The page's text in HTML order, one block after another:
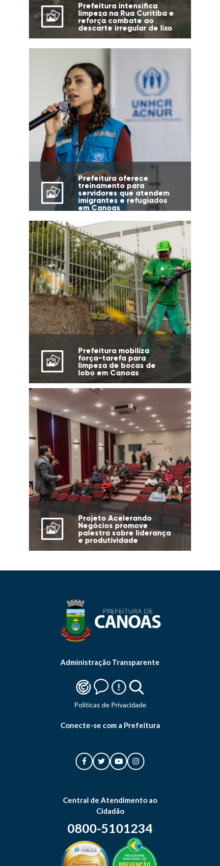
Prefeitura intensifica
limpeza na Rua Curitiba e
reforça combate ao
descarte irregular de lixo
Prefeitura oferece
treinamento para
servidores que atendem
imigrantes e refugiados
em Canoas
Prefeitura mobiliza
força-tarefa para
limpeza de bocas de
lobo em Canoas
Projeto Acelerando
Negócios promove
palestra sobre liderança
e produtividade
Administração Transparente
Politicas de Privacidade
Conecte-se com a Prefeitura
Central de Atendimento ao
Cidadão
0800-5101234